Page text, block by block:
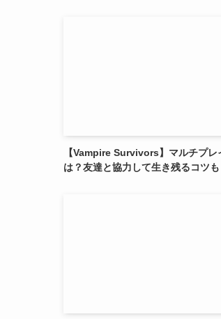
【Vampire Survivors】マルチプレ
は？友達と協力して生き残るコツも